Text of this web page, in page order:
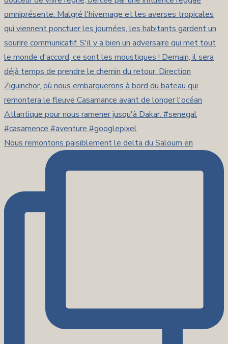
Nous remontons paisiblement le delta du Saloum en